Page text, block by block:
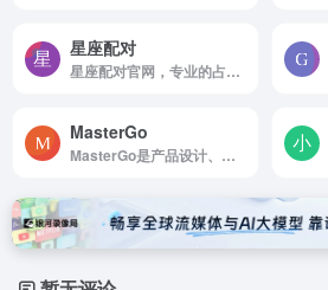
星座配对
星座配对官网，专业的占星学星座网，提供星座知识，星座个性分析，星座开运方法，星座运势，配对，查询以及心理测试，塔罗牌，先天命格，气运，生肖等星相运数相关内容。
MasterGo
MasterGo是产品设计、在线多人实时协作工具